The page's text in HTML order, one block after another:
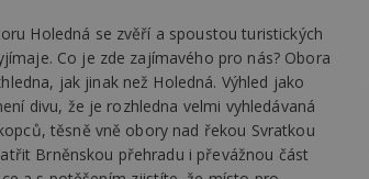
Holedná se zvěří a spoustou turistických
Co je zde zajímavého pro nás? Obora
jak jinak než Holedná. Výhled jako
divu, že je rozhledna velmi vyhledávaná
těsně vně obory nad řekou Svratkou
Brněnskou přehradu i převážnou část